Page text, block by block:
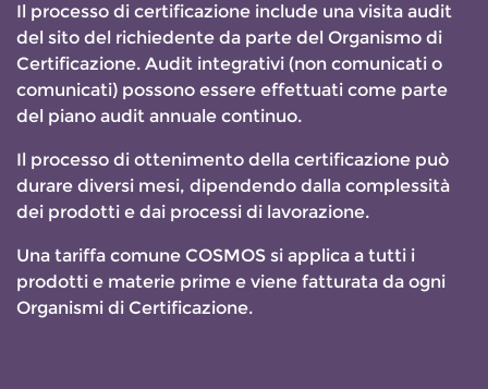
Il processo di certificazione include una visita audit
del sito del richiedente da parte del Organismo di
Certificazione. Audit integrativi (non comunicati o
comunicati) possono essere effettuati come parte
del piano audit annuale continuo.
Il processo di ottenimento della certificazione può
durare diversi mesi, dipendendo dalla complessità
dei prodotti e dai processi di lavorazione.
Una tariffa comune COSMOS si applica a tutti i
prodotti e materie prime e viene fatturata da ogni
Organismi di Certificazione.